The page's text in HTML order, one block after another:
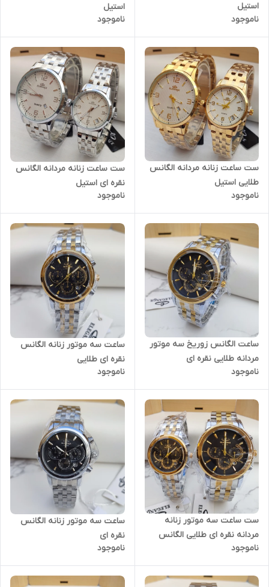
استیل
ناموجود
استیل
ناموجود
ست ساعت زنانه مردانه الگانس
طلایی استیل
ناموجود
ست ساعت زنانه مردانه الگانس
نقره ای استیل
ناموجود
ساعت الگانس زوریخ سه موتور
مردانه طلایی نقره ای
ناموجود
ساعت سه موتور زنانه الگانس
نقره ای طلایی
ناموجود
ست ساعت سه موتور زنانه
مردانه نقره ای طلایی الگانس
ناموجود
ساعت سه موتور زنانه الگانس
نقره ای
ناموجود